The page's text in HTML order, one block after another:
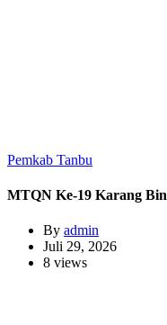
Pemkab Tanbu
MTQN Ke-19 Karang
By admin
Juli 29, 2026
8 views